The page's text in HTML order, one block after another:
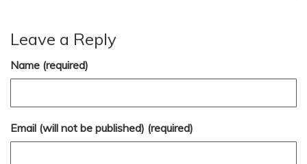
Leave a Reply
Name (required)
Email (will not be published) (required)